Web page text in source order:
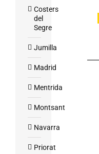
Costers
del
Segre
Jumilla
Madrid
Mentrida
Montsant
Navarra
Priorat